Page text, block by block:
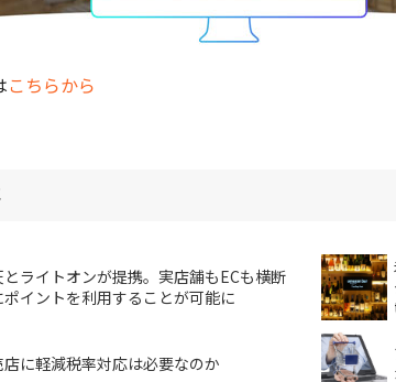
こちらから
とライトオンが提携。実店舗もECも横断
ポイントを利用することが可能に
店に軽減税率対応は必要なのか